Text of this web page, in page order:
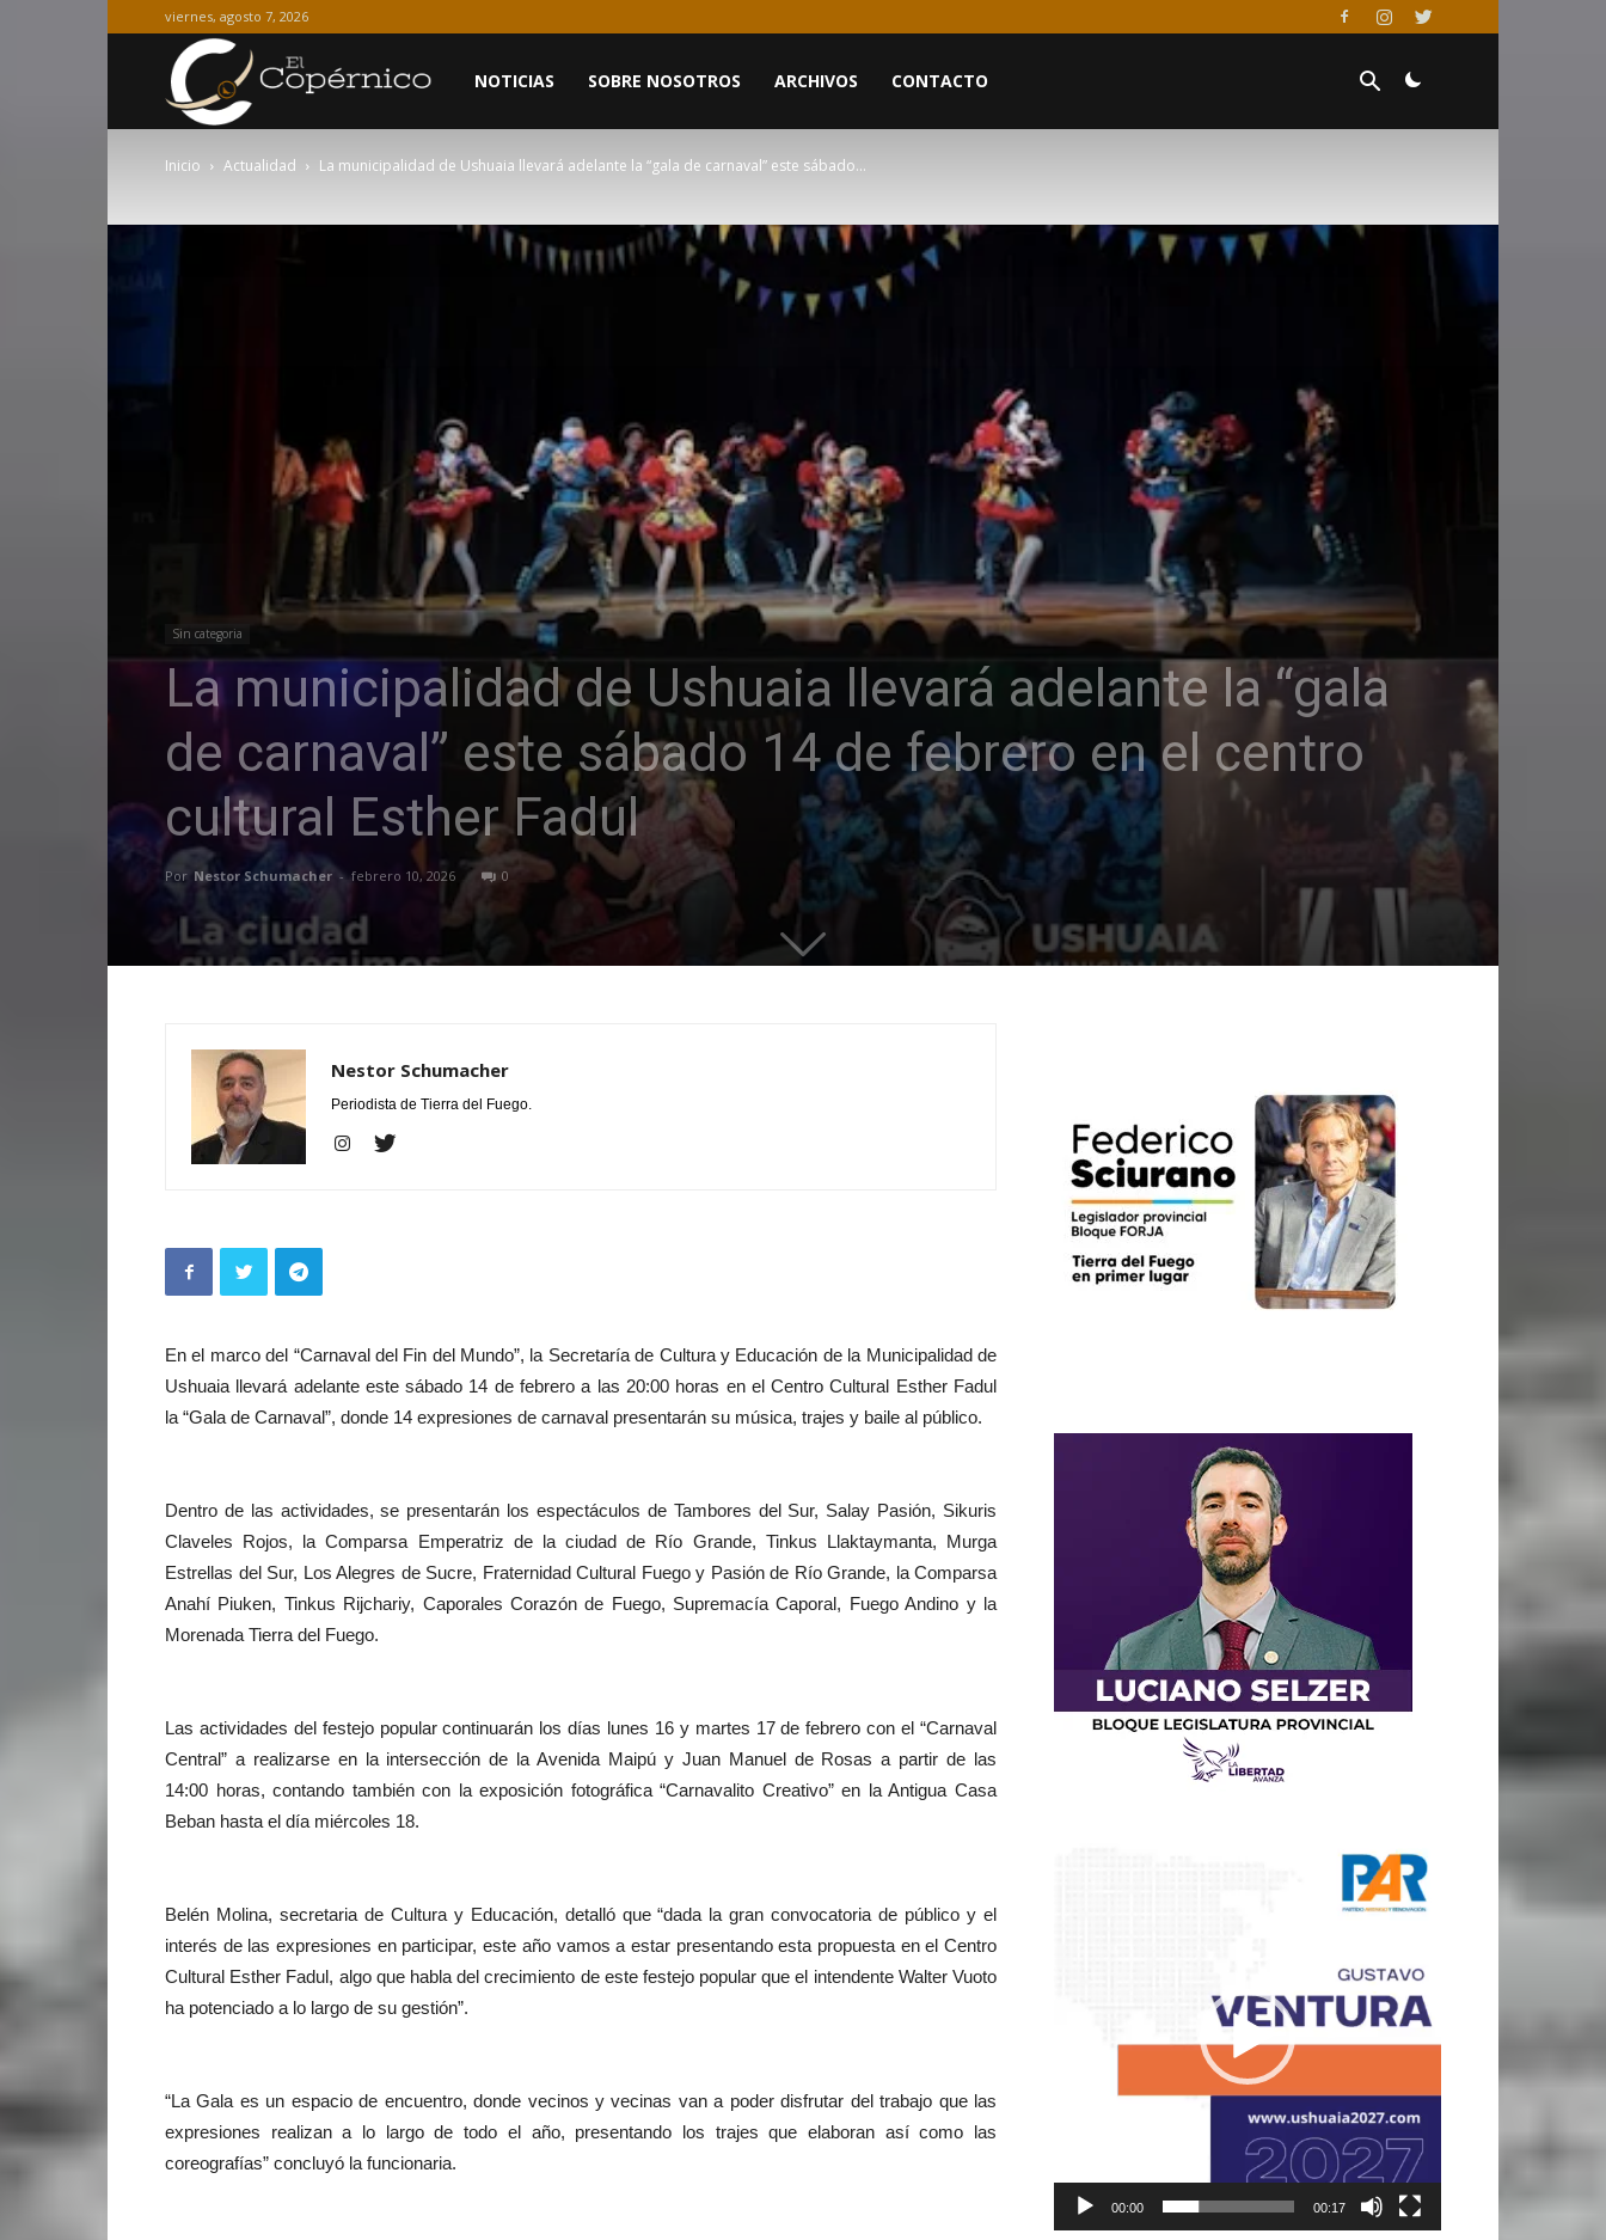
viernes, agosto 7, 2026
Copérnico
NOTICIAS SOBRE NOSOTROS ARCHIVOS CONTACTO
Inicio Actualidad La municipalidad de Ushuaia llevará adelante la “gala de carnaval” este sábado...
Sin categoria
La municipalidad de Ushuaia llevará adelante la “gala
de carnaval” este sábado 14 de febrero en el centro
cultural Esther Fadul
Por Nestor Schumacher - febrero 10, 2026 0
Nestor Schumacher
Periodista de Tierra del Fuego.
En el marco del “Carnaval del Fin del Mundo”, la Secretaría de Cultura y Educación de la Municipalidad de
Ushuaia llevará adelante este sábado 14 de febrero a las 20:00 horas en el Centro Cultural Esther Fadul
la “Gala de Carnaval”, donde 14 expresiones de carnaval presentarán su música, trajes y baile al público.
Dentro de las actividades, se presentarán los espectáculos de Tambores del Sur, Salay Pasión, Sikuris
Claveles Rojos, la Comparsa Emperatriz de la ciudad de Río Grande, Tinkus Llaktaymanta, Murga
Estrellas del Sur, Los Alegres de Sucre, Fraternidad Cultural Fuego y Pasión de Río Grande, la Comparsa
Anahí Piuken, Tinkus Rijchariy, Caporales Corazón de Fuego, Supremacía Caporal, Fuego Andino y la
Morenada Tierra del Fuego.
Las actividades del festejo popular continuarán los días lunes 16 y martes 17 de febrero con el “Carnaval
Central” a realizarse en la intersección de la Avenida Maipú y Juan Manuel de Rosas a partir de las
14:00 horas, contando también con la exposición fotográfica “Carnavalito Creativo” en la Antigua Casa
Beban hasta el día miércoles 18.
Belén Molina, secretaria de Cultura y Educación, detalló que “dada la gran convocatoria de público y el
interés de las expresiones en participar, este año vamos a estar presentando esta propuesta en el Centro
Cultural Esther Fadul, algo que habla del crecimiento de este festejo popular que el intendente Walter Vuoto
ha potenciado a lo largo de su gestión”.
“La Gala es un espacio de encuentro, donde vecinos y vecinas van a poder disfrutar del trabajo que las
expresiones realizan a lo largo de todo el año, presentando los trajes que elaboran así como las
coreografías” concluyó la funcionaria.
00:00 00:17